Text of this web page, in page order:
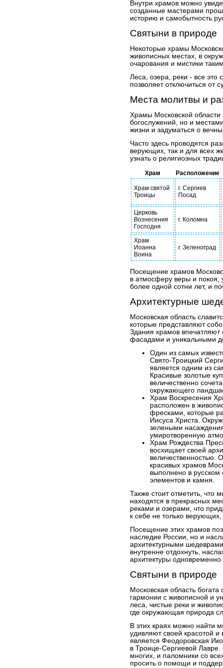
Внутри храмов можно
созданные мастерами
историю и самобытность
Святыни в природе
Некоторые храмы
живописных местах, в
очарования и мистики
Леса, озера, реки - все это
позволяет отключиться от
Места молитвы и
Храмы Московской
богослужений, но и
жизни и задуматься о
Часто здесь проводятся
верующих, так и для всех
узнать о религиозных
Храм Расположение
Храм святой
Троицы
г. Сергиев
Посад
Церковь
Вознесения
Господня
г. Коломна
Храм
Иоанна
Воина
г. Зеленоград
Посещение храмов
в атмосферу веры и покоя,
более одной сотни лет, и
Архитектурные
Московская область
которые представляют
Здания храмов
фасадами и уникальными
Один из самых
Свято-Троицкий
является одним из
Красивые золотые
величественно
окружающего
Храм Воскресения
расположен в
фресками, которые
Иисуса Христа.
зелеными
умиротворенную
Храм Рождества
восхищает своей
величественностью.
красивых храмов
выполнено в русском
элементов и камня.
Также стоит отметить, что
находятся в прекрасных
реками и озерами, что
к себе не только
Посещение этих храмов
наследие России, но и
архитектурными
внутренне отдохнуть,
архитектуры одновременно.
Святыни в природе
Московская область
гармонии с живописной и
леса, чистые реки и
где окружающая природа
В этих краях можно найти
удивляют своей красотой
является Феодоровская
в Троице-Сергиевой
многих, и паломники со
просить о помощи и